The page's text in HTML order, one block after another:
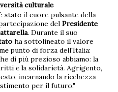
culturale
stato il cuore pulsante della
del Presidente
. Durante il suo
ha sottolineato il valore
punto di forza dell'Italia:
di più prezioso abbiamo: la
e la solidarietà. Agrigento,
incarnando la ricchezza
per il futuro."